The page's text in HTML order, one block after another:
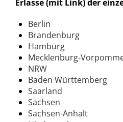
Erlasse (mit Link) der
Berlin
Brandenburg
Hamburg
Mecklenburg-
NRW
Baden Württemberg
Saarland
Sachsen
Sachsen-Anhalt